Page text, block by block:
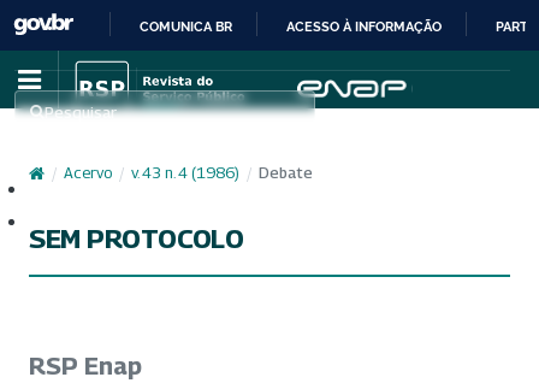
IR
PARA
CONTEÚDO
COMUNICA BR ACESSO À INFORMAÇÃO
Pesquisar
/ Acervo / v. 43 n. 4 (1986) / Debate
SEM PROTOCOLO
RSP Enap